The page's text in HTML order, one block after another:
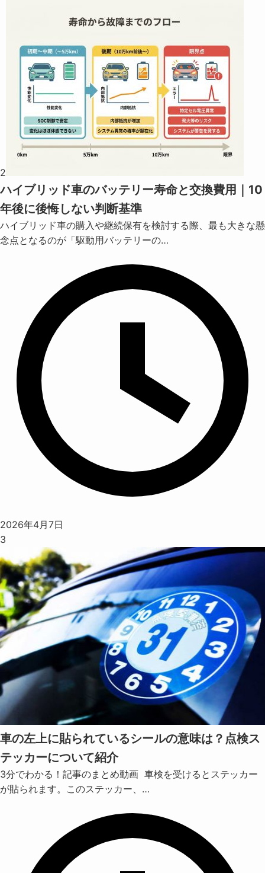
2
ハイブリッド車のバッテリー寿命と交換費用｜10
年後に後悔しない判断基準
ハイブリッド車の購入や継続保有を検討する際、最も大きな懸
念点となるのが「駆動用バッテリーの…
2026年4月7日
3
車の左上に貼られているシールの意味は？点検ス
テッカーについて紹介
3分でわかる！記事のまとめ動画 車検を受けるとステッカー
が貼られます。このステッカー、…